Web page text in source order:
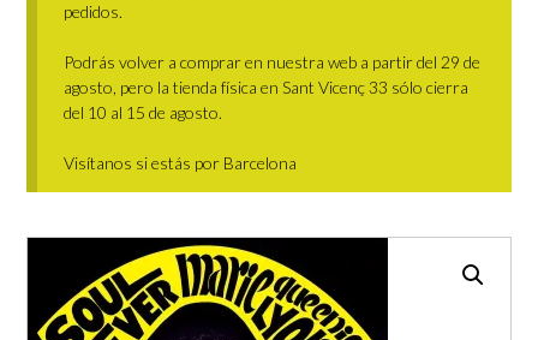
pedidos.
Podrás volver a comprar en nuestra web a partir del 29 de
agosto, pero la tienda física en Sant Vicenç 33 sólo cierra
del 10 al 15 de agosto.
Visítanos si estás por Barcelona